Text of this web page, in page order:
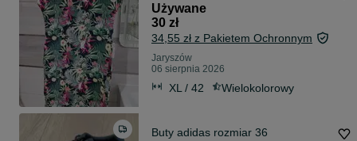
Używane
30 zł
34,55 zł z Pakietem Ochronnym
Jaryszów
06 sierpnia 2026
XL / 42 Wielokolorowy
Buty adidas rozmiar 36